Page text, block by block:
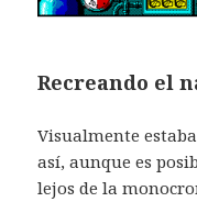
Recreando el
Visualmente
así, aunque es
lejos de la